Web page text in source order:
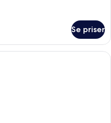
Se priser
Sängtillbehör av högsta kvalitet,